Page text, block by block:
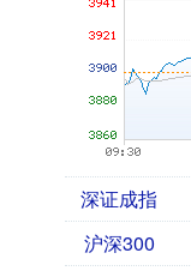
深证成指
沪深300